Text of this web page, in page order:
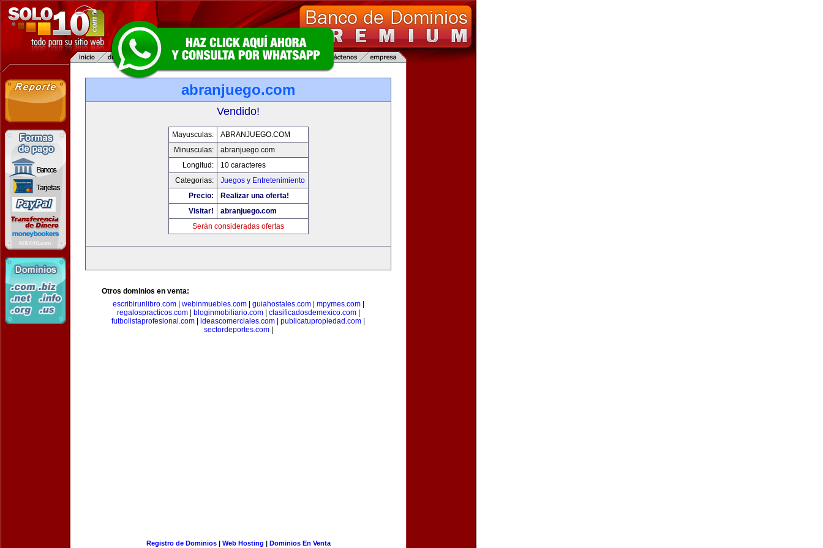
abranjuego.com
Vendido!
Mayusculas:
ABRANJUEGO.COM
Minusculas:
abranjuego.com
Longitud:
10 caracteres
Categorias:
Juegos y Entretenimiento
Precio:
Realizar una oferta!
Visitar!
abranjuego.com
Serán consideradas ofertas
Otros dominios en venta:
escribirunlibro.com| webinmuebles.com| guiahostales.com| mpymes.com|
regalospracticos.com| bloginmobiliario.com| clasificadosdemexico.com|
futbolistaprofesional.com
ideascomerciales.com publicatupropiedad.com
sectordeportes.com|
Registro de Dominios| Web Hosting | Dominios En Venta